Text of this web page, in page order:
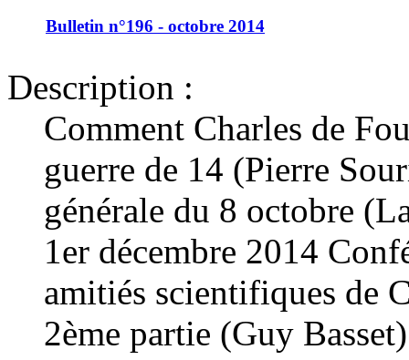
Bulletin n°196 - octobre 2014
Description :
Comment Charles de
guerre de 14 (Pierre
générale du 8 octobre
1er décembre 2014
amitiés scientifiques de
2ème partie (Guy Basset)